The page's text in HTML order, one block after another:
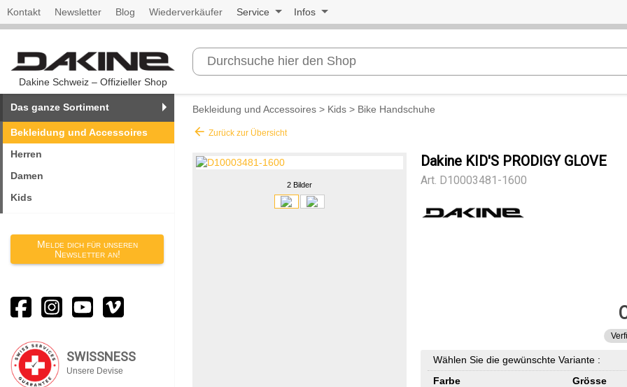
Kontakt Newsletter Blog Wiederverkäufer Service Infos
Dakine Schweiz – Offizieller Shop
Das ganze Sortiment
Bekleidung und Accessoires
Herren
Damen
Kids
Melde dich für unseren
Newsletter an!
SWISSNESS
Unsere Devise
Bekleidung und Accessoires > Kids > Bike Handschuhe
arrow_back Zurück zur Übersicht
2 Bilder
Dakine KID'S PRODIGY GLOVE
Art. D10003481-1600
Wählen Sie die gewünschte Variante :
Farbe
Grösse